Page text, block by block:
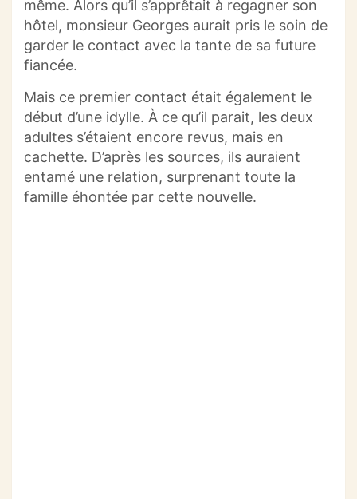
même. Alors qu’il s’apprêtait à regagner son
hôtel, monsieur Georges aurait pris le soin de
garder le contact avec la tante de sa future
fiancée.
Mais ce premier contact était également le
début d’une idylle. À ce qu’il parait, les deux
adultes s’étaient encore revus, mais en
cachette. D’après les sources, ils auraient
entamé une relation, surprenant toute la
famille éhontée par cette nouvelle.